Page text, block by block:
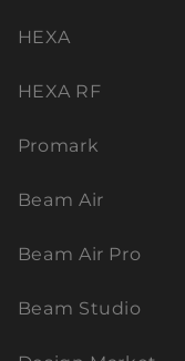
HEXA
HEXA RF
Promark
Beam Air
Beam Air Pro
Beam Studio